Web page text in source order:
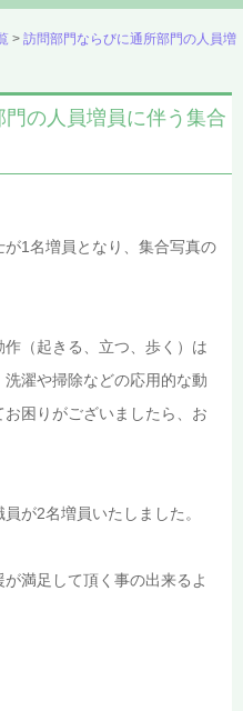
> 訪問部門ならびに通所部門の人員増
の人員増員に伴う集合
1名増員となり、集合写真の
（起きる、立つ、歩く）は
濯や掃除などの応用的な動
困りがございましたら、お
が2名増員いたしました。
満足して頂く事の出来るよ